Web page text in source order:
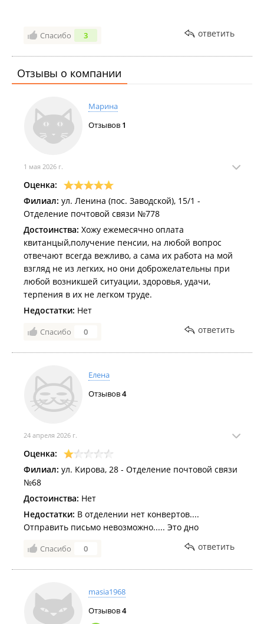
Спасибо 3 ответить
Отзывы о компании
Марина
Отзывов 1
1 мая 2026 г.
Оценка:
Филиал: ул. Ленина (пос. Заводской), 15/1 -
Отделение почтовой связи №778
Достоинства: Хожу ежемесячно оплата
квитанцый,получение пенсии, на любой вопрос
отвечают всегда вежливо, а сама их работа на мой
взгляд не из легких, но они доброжелательны при
любой возникшей ситуации, здоровья, удачи,
терпения в их не легком труде.
Недостатки: Нет
Спасибо 0 ответить
Елена
Отзывов4
24 апреля 2026 г.
Оценка:
Филиал: ул. Кирова, 28 - Отделение почтовой связи
№68
Достоинства: Нет
Недостатки: В отделении нет конвертов....
Отправить письмо невозможно..... Это дно
Спасибо 0 ответить
masia1968
Отзывов4